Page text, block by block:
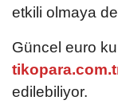
etkili olmaya
Güncel euro
edilebiliyor.